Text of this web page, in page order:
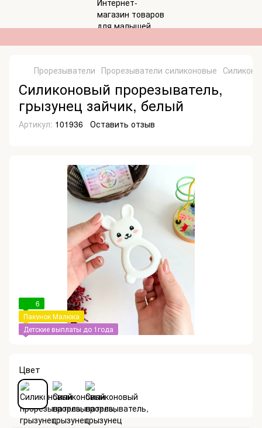
Прорезыватели Прорезыватели силиконовые
Силиконовый прорезыватель,
грызунец зайчик, белый
Артикул: 101936 Оставить отзыв
6
Пакунок Малюка
Детские выплаты до 1года
Цвет